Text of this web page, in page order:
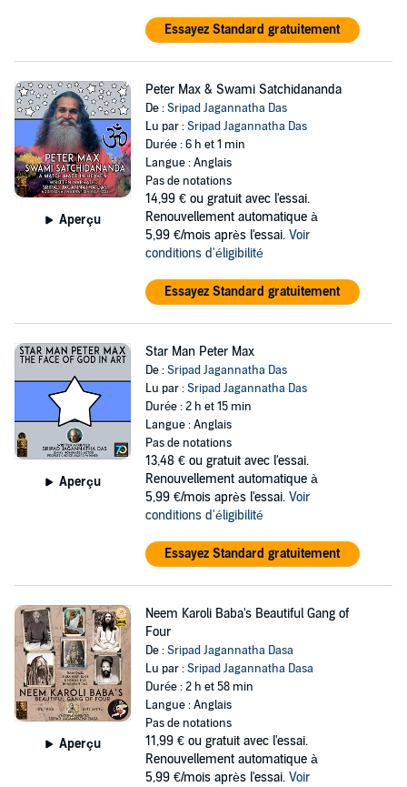
Essayez Standard gratuitement
Aperçu
Peter Max & Swami Satchidananda
De :Sripad Jagannatha Das
Lu par :Sripad Jagannatha Das
Durée : 6 h et 1 min
Langue : Anglais
Pas de notations
14,99 € ou gratuit avec l'essai.
Renouvellement automatique à
5,99 €/mois après l'essai. Voir
conditions d'éligibilité
Essayez Standard gratuitement
Aperçu
Star Man Peter Max
De :Sripad Jagannatha Das
Lu par :Sripad Jagannatha Das
Durée : 2 h et 15 min
Langue : Anglais
Pas de notations
13,48 € ou gratuit avec l'essai.
Renouvellement automatique à
5,99 €/mois après l'essai. Voir
conditions d'éligibilité
Essayez Standard gratuitement
Aperçu
Neem Karoli Baba's Beautiful Gang of
Four
De :Sripad Jagannatha Dasa
Lu par :Sripad Jagannatha Dasa
Durée : 2 h et 58 min
Langue : Anglais
Pas de notations
11,99 € ou gratuit avec l'essai.
Renouvellement automatique à
5,99 €/mois après l'essai. Voir